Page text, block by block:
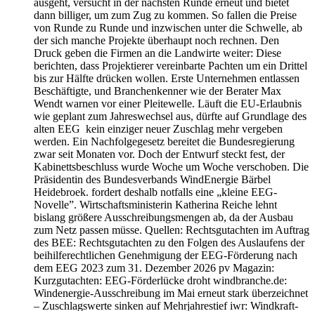
ausgeht, versucht in der nächsten Runde erneut und bietet
dann billiger, um zum Zug zu kommen. So fallen die Preise
von Runde zu Runde und inzwischen unter die Schwelle, ab
der sich manche Projekte überhaupt noch rechnen. Den
Druck geben die Firmen an die Landwirte weiter: Diese
berichten, dass Projektierer vereinbarte Pachten um ein Drittel
bis zur Hälfte drücken wollen. Erste Unternehmen entlassen
Beschäftigte, und Branchenkenner wie der Berater Max
Wendt warnen vor einer Pleitewelle. Läuft die EU-Erlaubnis
wie geplant zum Jahreswechsel aus, dürfte auf Grundlage des
alten EEG kein einziger neuer Zuschlag mehr vergeben
werden. Ein Nachfolgegesetz bereitet die Bundesregierung
zwar seit Monaten vor. Doch der Entwurf steckt fest, der
Kabinettsbeschluss wurde Woche um Woche verschoben. Die
Präsidentin des Bundesverbands WindEnergie Bärbel
Heidebroek. fordert deshalb notfalls eine „kleine EEG-
Novelle”. Wirtschaftsministerin Katherina Reiche lehnt
bislang größere Ausschreibungsmengen ab, da der Ausbau
zum Netz passen müsse. Quellen: Rechtsgutachten im Auftrag
des BEE: Rechtsgutachten zu den Folgen des Auslaufens der
beihilferechtlichen Genehmigung der EEG-Förderung nach
dem EEG 2023 zum 31. Dezember 2026 pv Magazin:
Kurzgutachten: EEG-Förderlücke droht windbranche.de:
Windenergie-Ausschreibung im Mai erneut stark überzeichnet
– Zuschlagswerte sinken auf Mehrjahrestief iwr: Windkraft-